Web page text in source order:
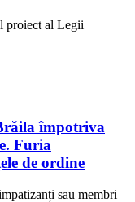
proiect al Legii
împotriva
Furia
de ordine
sau membri